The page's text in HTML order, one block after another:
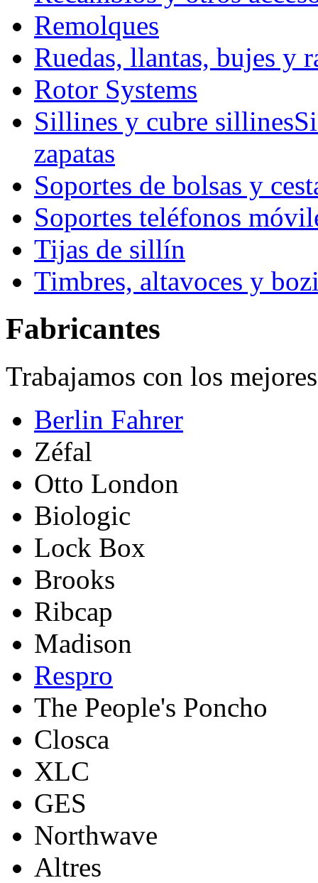
Remolques
Ruedas, llantas, bujes y
Rotor Systems
Sillines y cubre sillines
zapatas
Soportes de bolsas y
Soportes teléfonos
Tijas de sillín
Timbres, altavoces y
Fabricantes
Trabajamos con los
Berlin Fahrer
Zéfal
Otto London
Biologic
Lock Box
Brooks
Ribcap
Madison
Respro
The People's Poncho
Closca
XLC
GES
Northwave
Altres